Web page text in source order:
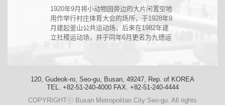
1920年9月将小动物园旁边的大片闲置空地
用作举行村庄体育大会的场所，于1928年9
月建起釜山公共运动场，后来在1982年建
立社稷运动场，并于同年6月更名为九德运
120, Gudeok-ro, Seo-gu, Busan, 49247, Rep. of KOREA
TEL. +82-51-240-4000 FAX. +82-51-240-4444
COPYRIGHTⓒ Busan Metropolitan City Seo-gu. All rights